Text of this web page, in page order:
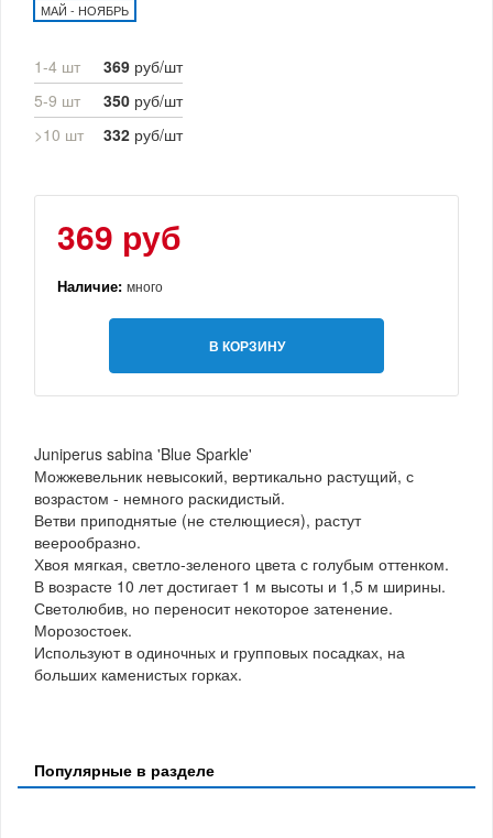
МАЙ - НОЯБРЬ
1-4 шт 369 руб/шт
5-9 шт
350 руб/шт
>10 шт
332 руб/шт
369 руб
Наличие: много
В КОРЗИНУ
Juniperus sabina 'Blue Sparkle'
Можжевельник невысокий, вертикально растущий, с
возрастом - немного раскидистый.
Ветви приподнятые (не стелющиеся), растут
веерообразно.
Хвоя мягкая, светло-зеленого цвета с голубым оттенком.
В возрасте 10 лет достигает 1 м высоты и 1,5 м ширины.
Светолюбив, но переносит некоторое затенение.
Морозостоек.
Используют в одиночных и групповых посадках, на
больших каменистых горках.
Популярные в разделе